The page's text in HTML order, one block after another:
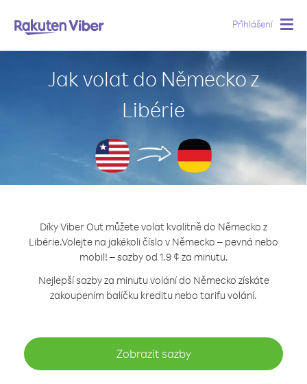
Přihlášení
Jak volat do Německo z
Libérie
Díky Viber Out můžete volat kvalitně do Německo z
Libérie.Volejte na jakékoli číslo v Německo – pevná nebo
mobil! – sazby od 1.9 ¢ za minutu.
Nejlepší sazby za minutu volání do Německo získáte
zakoupením balíčku kreditu nebo tarifu volání.
Zobrazit sazby